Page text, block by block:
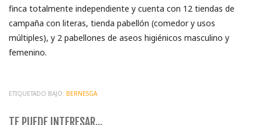
finca totalmente independiente y cuenta con 12 tiendas de
campaña con literas, tienda pabellón (comedor y usos
múltiples), y 2 pabellones de aseos higiénicos masculino y
femenino.
ETIQUETADO BAJO: BERNESGA
TE PUEDE INTERESAR...